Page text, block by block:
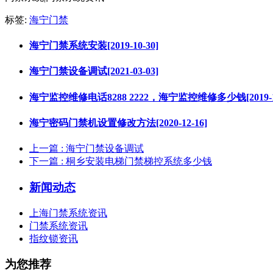
标签: 海宁门禁
海宁门禁系统安装[2019-10-30]
海宁门禁设备调试[2021-03-03]
海宁监控维修电话8288 2222，海宁监控维修多少钱[2019-
海宁密码门禁机设置修改方法[2020-12-16]
上一篇 : 海宁门禁设备调试
下一篇 : 桐乡安装电梯门禁梯控系统多少钱
新闻动态
上海门禁系统资讯
门禁系统资讯
指纹锁资讯
为您推荐